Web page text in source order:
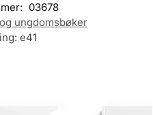
03678
ungdomsbøker
e41